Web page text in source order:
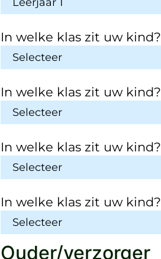
In welke klas zit uw kind?
In welke klas zit uw kind?
In welke klas zit uw kind?
In welke klas zit uw kind?
Ouder/verzorger